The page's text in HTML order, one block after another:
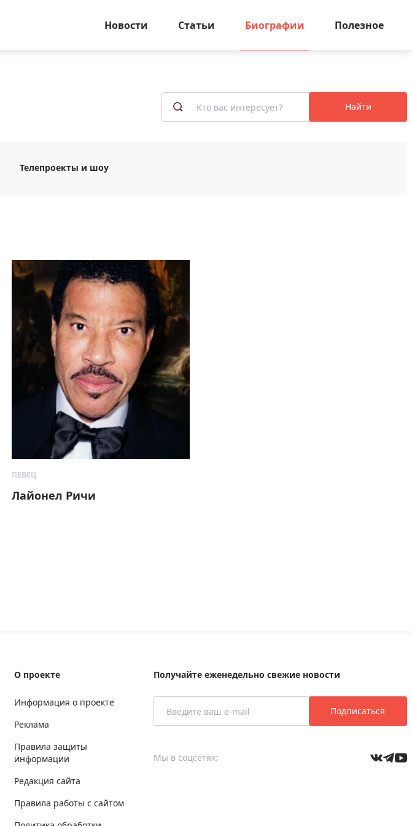
Новости Статьи Биографии Полезное
Найти
Телепроекты и шоу
ПЕВЕЦ
Лайонел Ричи
О проекте
Информация о проекте
Реклама
Правила защиты
информации
Редакция сайта
Правила работы с сайтом
Получайте еженедельно свежие новости
Подписаться
Мы в соцсетях: